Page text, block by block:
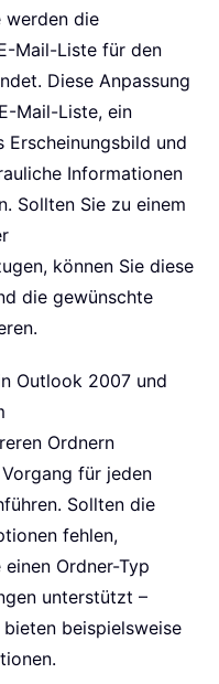
werden die
Mail-Liste für den
Diese Anpassung
Mail-Liste, ein
Erscheinungsbild und
Informationen
Sollten Sie zu einem
können Sie diese
die gewünschte
Outlook 2007 und
Ordnern
für jeden
Sollten die
fehlen,
Ordner-Typ
unterstützt –
beispielsweise